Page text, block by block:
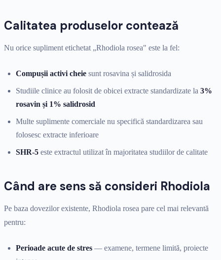
Calitatea produselor contează
Nu orice supliment etichetat „Rhodiola rosea" este la fel:
Compușii activi cheie sunt rosavina și salidrosida
Studiile clinice au folosit de obicei extracte standardizate la 3%
rosavin și 1% salidrosid
Multe suplimente comerciale nu specifică standardizarea sau
folosesc extracte inferioare
SHR-5 este extractul utilizat în majoritatea studiilor de calitate
Când are sens să consideri Rhodiola
Pe baza dovezilor existente, Rhodiola rosea pare cel mai relevantă
pentru:
Perioade acute de stres — examene, termene limită, proiecte